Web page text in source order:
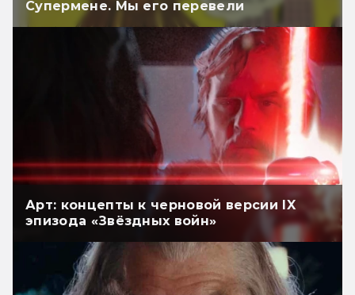
Супермене. Мы его перевели
Арт: концепты к черновой версии IX
эпизода «Звёздных войн»